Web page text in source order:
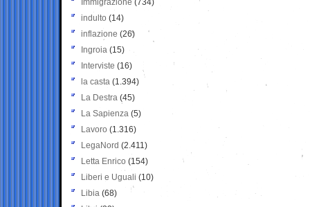
Immigrazione (734)
indulto (14)
inflazione (26)
Ingroia (15)
Interviste (16)
la casta (1.394)
La Destra (45)
La Sapienza (5)
Lavoro (1.316)
LegaNord (2.411)
Letta Enrico (154)
Liberi e Uguali (10)
Libia (68)